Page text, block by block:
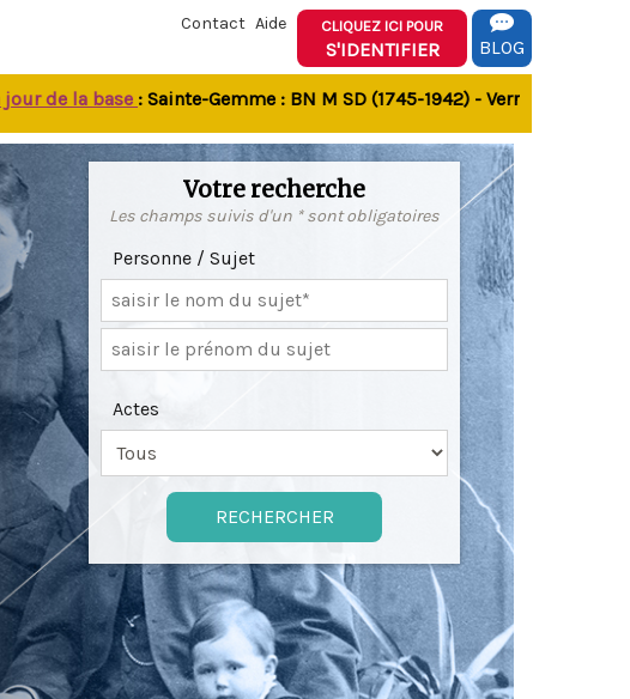
Contact Aide CLIQUEZ ICI POUR
S'IDENTIFIER BLOG
la base: Sainte-Gemme : BN M SD (1745-1942) - Verrines-sous-
Votre recherche
Les champs suivis d'un * sont obligatoires
Personne / Sujet
Actes